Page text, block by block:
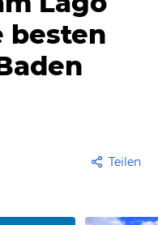
besten
Teilen